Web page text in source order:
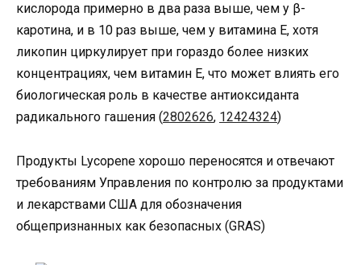
кислорода примерно в два раза выше, чем у β-
каротина, и в 10 раз выше, чем у витамина Е, хотя
ликопин циркулирует при гораздо более низких
концентрациях, чем витамин Е, что может влиять его
биологическая роль в качестве антиоксиданта
радикального гашения (2802626, 12424324)
Продукты Lycopene хорошо переносятся и отвечают
требованиям Управления по контролю за продуктами
и лекарствами США для обозначения
общепризнанных как безопасных (GRAS)